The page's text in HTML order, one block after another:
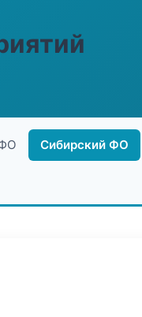
Сибирский ФО